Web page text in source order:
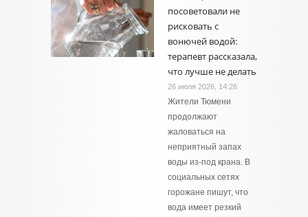
посоветовали не
рисковать с
вонючей водой:
терапевт рассказала,
что лучше не делать
26 июля 2026, 14:26
Жители Тюмени
продолжают
жаловаться на
неприятный запах
воды из-под крана. В
социальных сетях
горожане пишут, что
вода имеет резкий